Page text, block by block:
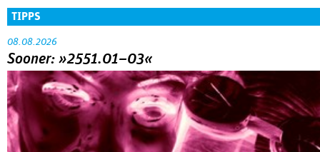
TIPPS
08.08.2026
Sooner: »2551.01–03«